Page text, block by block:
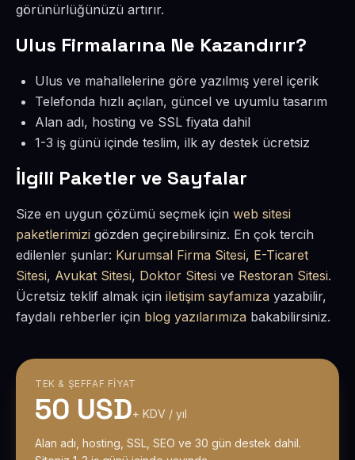
görünürlüğünüzü artırır.
Ulus Firmalarına Ne Kazandırır?
Ulus ve mahallelerine göre yazılmış yerel içerik
Telefonda hızlı açılan, güncel ve uyumlu tasarım
Alan adı, hosting ve SSL fiyata dahil
1-3 iş günü içinde teslim, ilk ay destek ücretsiz
İlgili Paketler ve Sayfalar
Size en uygun çözümü seçmek için web sitesi
paketlerimizi gözden geçirebilirsiniz. En çok tercih
edilenler şunlar: Kurumsal Firma Sitesi, E-Ticaret
Sitesi, Avukat Sitesi, Doktor Sitesi ve Restoran Sitesi.
Ücretsiz teklif almak için iletişim sayfamıza yazabilir,
faydalı rehberler için blog yazılarımıza bakabilirsiniz.
TEK & ŞEFFAF FIYAT
50 USD+ KDV / yıl
Alan adı, hosting, SSL, SEO ve 30 gün destek dahil.